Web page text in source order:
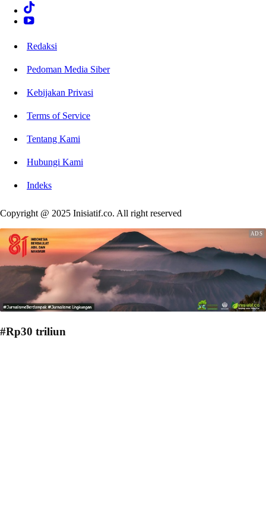
Redaksi
Pedoman Media Siber
Kebijakan Privasi
Terms of Service
Tentang Kami
Hubungi Kami
Indeks
Copyright @ 2025 Inisiatif.co. All right reserved
#Rp30 triliun